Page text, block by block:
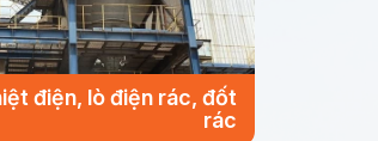
điện, lò điện rác, đốt
rác